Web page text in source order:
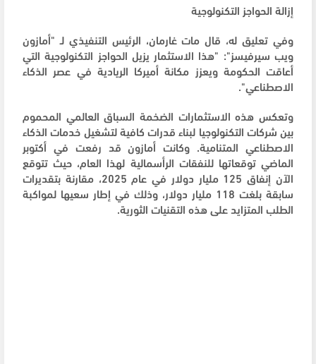
إزالة الحواجز التكنولوجية
وفي تعليق له، قال مات غارمان، الرئيس التنفيذي لـ "أمازون
ويب سيرفيسز": "هذا الاستثمار يزيل الحواجز التكنولوجية التي
أعاقت الحكومة ويعزز مكانة أميركا الريادية في عصر الذكاء
الاصطناعي".
وتعكس هذه الاستثمارات الضخمة السباق العالمي المحموم
بين شركات التكنولوجيا لبناء قدرات كافية لتشغيل خدمات الذكاء
الاصطناعي المتنامية. وكانت أمازون قد رفعت في أكتوبر
الماضي توقعاتها للنفقات الرأسمالية لهذا العام، حيث تتوقع
الآن إنفاق 125 مليار دولار في عام 2025، مقارنة بتقديرات
سابقة بلغت 118 مليار دولار، وذلك في إطار سعيها لمواكبة
الطلب المتزايد على هذه التقنيات الثورية.